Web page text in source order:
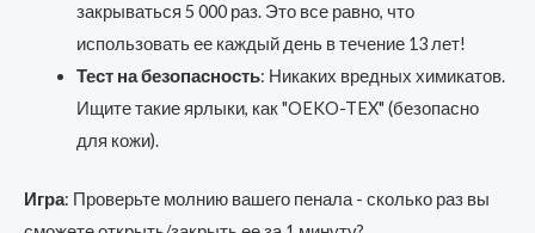
закрываться 5 000 раз. Это все равно, что
использовать ее каждый день в течение 13 лет!
Тест на безопасность: Никаких вредных химикатов.
Ищите такие ярлыки, как "OEKO-TEX" (безопасно
для кожи).
Игра: Проверьте молнию вашего пенала - сколько раз вы